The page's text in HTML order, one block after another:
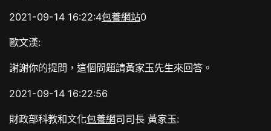
2021-09-14 16:22:4包養網站0
歐文漢:
謝謝你的提問，這個問題請黃家玉先生來回答。
2021-09-14 16:22:56
財政部科教和文化包養網司司長 黃家玉: